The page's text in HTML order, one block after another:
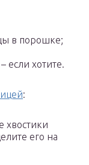
в порошке;
если хотите.
:
хвостики
его на